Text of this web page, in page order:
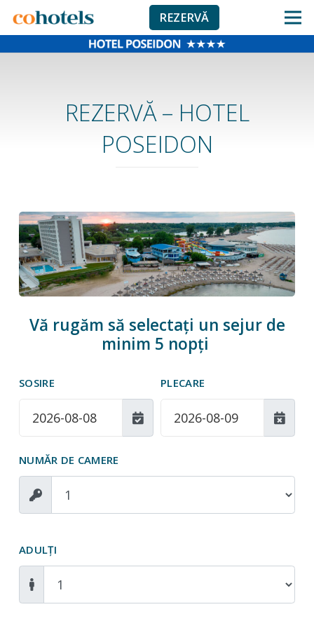
REZERVĂ
REZERVĂ – HOTEL
POSEIDON
Vă rugăm să selectați un sejur de
minim 5 nopți
SOSIRE PLECARE
NUMĂR DE CAMERE
ADULŢI